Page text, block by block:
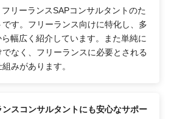
リーランスSAPコンサルタントのた
す。フリーランス向けに特化し、多
幅広く紹介しています。また単純に
なく、フリーランスに必要とされる
みがあります。
スコンサルタントにも安心なサポー